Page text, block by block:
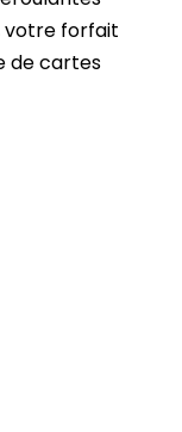
votre forfait
de cartes